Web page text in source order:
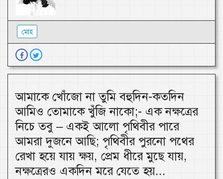
মোহ
আমাকে খোঁজো না তুমি বহুদিন-কতদিন
আমিও তোমাকে খুঁজি নাকো;- এক নক্ষত্রের
নিচে তবু – একই আলো পৃথিবীর পারে
আমরা দুজনে আছি; পৃথিবীর পুরনো পথের
রেখা হয়ে যায় ক্ষয়, প্রেম ধীরে মুছে যায়,
নক্ষত্রেরও একদিন মরে যেতে হয়...